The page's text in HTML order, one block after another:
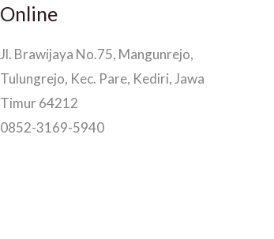
Online
Jl. Brawijaya No.75, Mangunrejo,
Tulungrejo, Kec. Pare, Kediri, Jawa
Timur 64212
0852-3169-5940